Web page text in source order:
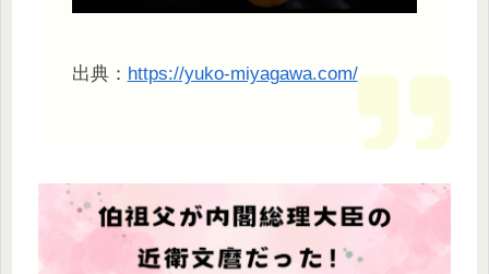
出典： https://yuko-miyagawa.com/